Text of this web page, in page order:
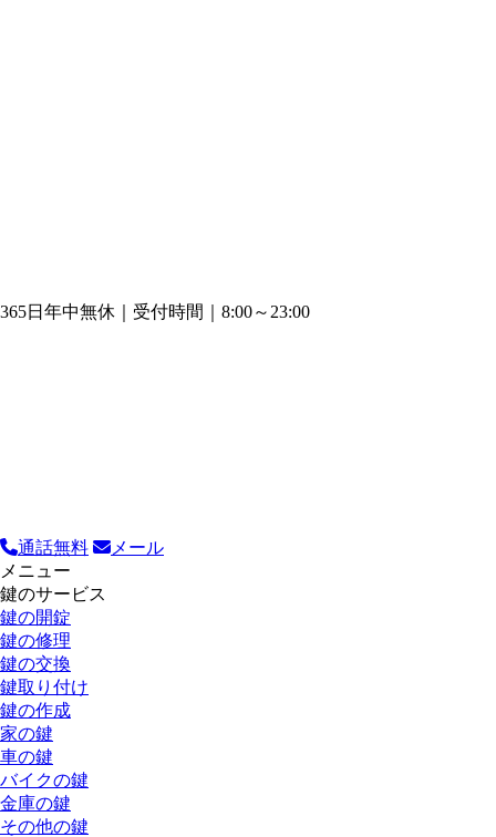
365日年中無休｜受付時間｜8:00～23:00
通話無料
メール
メニュー
鍵のサービス
鍵の開錠
鍵の修理
鍵の交換
鍵取り付け
鍵の作成
家の鍵
車の鍵
バイクの鍵
金庫の鍵
その他の鍵